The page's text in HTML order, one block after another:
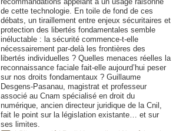
de cette technologie. En toile de fond de ces
débats, un tiraillement entre enjeux sécuritaires et
protection des libertés fondamentales semble
inéluctable : la sécurité commence-t-elle
nécessairement par-delà les frontières des
libertés individuelles ? Quelles menaces réelles la
reconnaissance faciale fait-elle aujourd’hui peser
sur nos droits fondamentaux ? Guillaume
Desgens-Pasanau, magistrat et professeur
associé au Cnam spécialisé en droit du
numérique, ancien directeur juridique de la Cnil,
fait le point sur la législation existante… et sur
ses limites.